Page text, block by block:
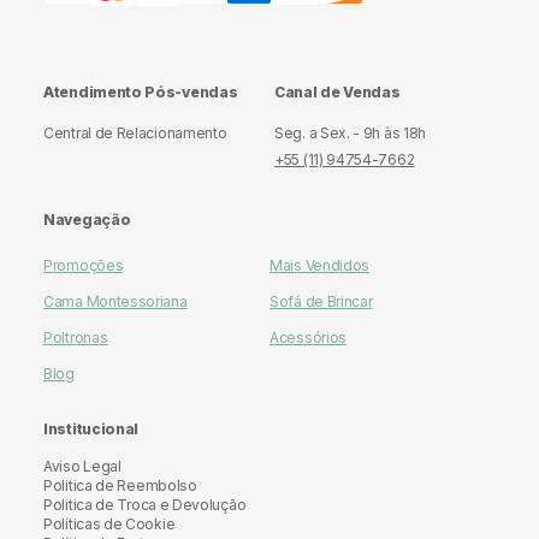
Atendimento Pós-vendas
Central de Relacionamento
Canal de Vendas
Seg. a Sex. - 9h às 18h
+55 (11) 94754-7662
Navegação
Promoções
Mais Vendidos
Cama Montessoriana
Sofá de Brincar
Poltronas
Acessórios
Blog
Institucional
Aviso Legal
Politica de Reembolso
Politica de Troca e Devolução
Políticas de Cookie